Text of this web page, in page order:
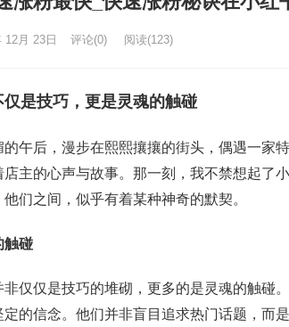
12月 23日 评论(0) 阅读(123)
仅是技巧，更是灵魂的触碰
午后，漫步在熙熙攘攘的街头，偶遇一家
主的心声与故事。那一刻，我不禁想起了小
们之间，似乎有着某种神奇的默契。
触碰
非仅仅是技巧的堆砌，更多的是灵魂的触碰
定的信念。他们并非盲目追求热门话题，而